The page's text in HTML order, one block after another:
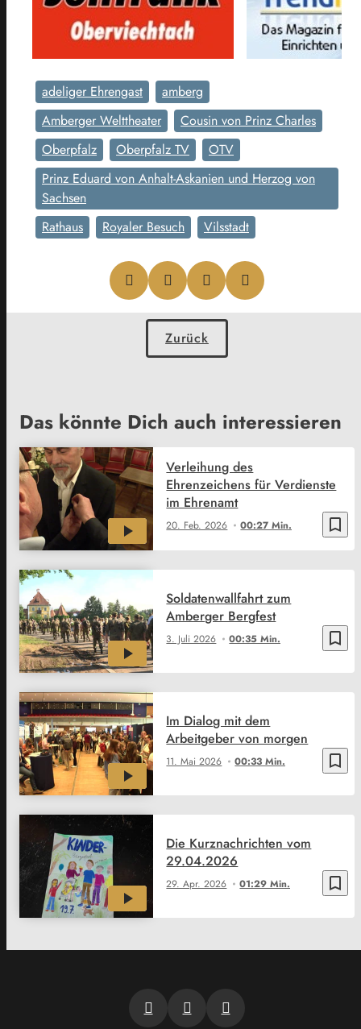
adeliger Ehrengast
amberg
Amberger Welttheater
Cousin von Prinz Charles
Oberpfalz
Oberpfalz TV
OTV
Prinz Eduard von Anhalt-Askanien und Herzog von
Sachsen
Rathaus
Royaler Besuch Vilsstadt
Zurück
Das könnte Dich auch interessieren
bookmark_border
20. Feb. 2026 00:27 Min.
Verleihung des
Ehrenzeichens für Verdienste
im Ehrenamt
bookmark_border
3. Juli 2026 00:35 Min.
Soldatenwallfahrt zum
Amberger Bergfest
bookmark_border
11. Mai 2026 00:33 Min.
Im Dialog mit dem
Arbeitgeber von morgen
bookmark_border
29. Apr. 2026 01:29 Min.
Die Kurznachrichten vom
29.04.2026